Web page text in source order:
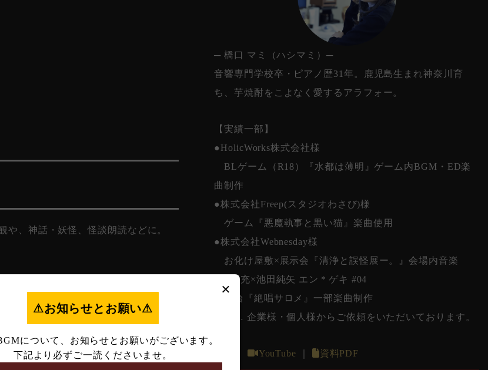
、神話・妖怪、怪談朗読などに。
い⚠︎
直しておりますので、必ずご確認く
・不正利用などが確認された場合は、
─ 橋口 マミ（ハシマミ）─
音響専門学校卒・ピアノ歴31年。鹿児島生まれ神奈川育
ち、芋焼酎をこよなく愛するアラフォー。
【実績一部】
●HolicWorks株式会社様
BLゲーム（R18）『水都は薄明』ゲーム内BGM・ED楽
曲制作
●株式会社Freep(スタジオわさび)様
ゲーム『悪魔執事と黒い猫』楽曲使用
●株式会社Webnesday様
お化け屋敷×展示会『清浄と誤怪展ー。』会場内音楽
●松岡充×池田純矢 エン＊ゲキ #04
舞台『絶唱サロメ』一部楽曲制作
など… 企業様・個人様からご依頼をいただいております。
YouTube 資料PDF
×
⚠︎お知らせとお願い⚠︎
について、お知らせとお願いがございます。
下記より必ずご一読くださいませ。